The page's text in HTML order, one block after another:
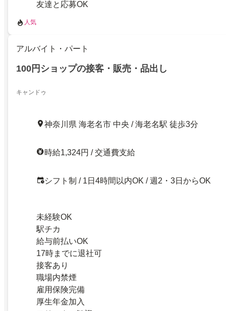
友達と応募OK
人気
アルバイト・パート
100円ショップの接客・販売・品出し
キャンドゥ
神奈川県 海老名市 中央 / 海老名駅 徒歩3分
時給1,324円 / 交通費支給
シフト制 / 1日4時間以内OK / 週2・3日からOK
未経験OK
駅チカ
給与前払いOK
17時までに退社可
接客あり
職場内禁煙
雇用保険完備
厚生年金加入